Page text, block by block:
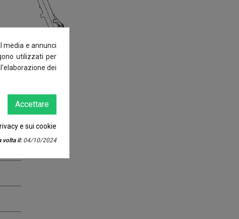
media e annunci
utilizzati per
dei
Accettare
e sui cookie
volta il:04/10/2024